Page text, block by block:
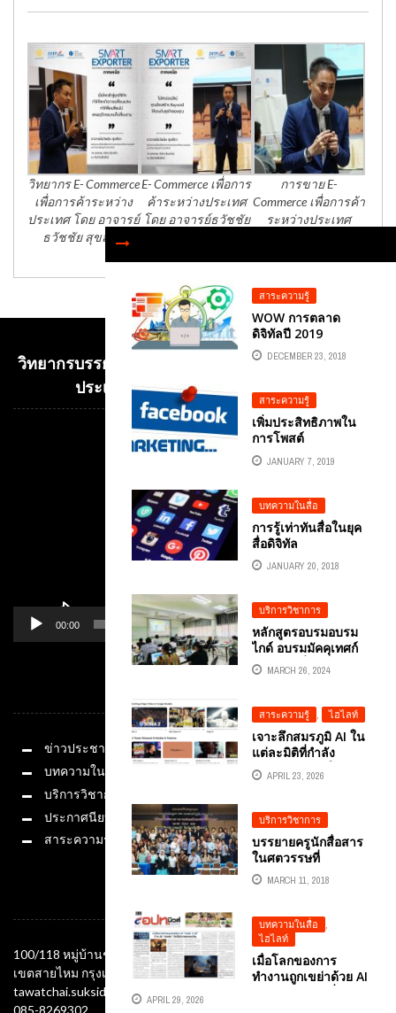
สาระความรู้
WOW การตลาด
ดิจิทัลปี 2019
DIGITAL
MARKETING IN
DECEMBER 23, 2018
สาระความรู้
เพิ่มประสิทธิภาพใน
การโพสต์
FACEBOOK กับหน้า
เพจแบบออร์แกนิก
JANUARY 7, 2019
บทความในสื่อ
การรู้เท่าทันสื่อในยุค
สื่อดิจิทัล
JANUARY 20, 2018
บริการวิชาการ
หลักสูตรอบรมอบรม
ไกด์ อบรมมัคคุเทศก์
การท่องเที่ยว
โดยอ.ดร.ต้นรัก ธวัช
คุณวุฒิการตลาด
ดิจิทัลไทย
MARCH 26, 2024
สาระความรู้ , ไฮไลท์
เจาะลึกสมรภูมิ AI ใน
แต่ละมิติที่กำลัง
กำหนดทิศทางโลก
ดิจิทัล
APRIL 23, 2026
บริการวิชาการ
บรรยายครูนักสื่อสาร
ในศตวรรษที่
21โรงเรียนชิโนรส
วิทยาลัย กทม
MARCH 11, 2018
บทความในสื่อ
,
ไฮไลท์
เมื่อโลกของการ
ทำงานถูกเขย่าด้วย AI
APRIL 29, 2026
วิทยากร E- Commerce
เพื่อการค้าระหว่าง
ประเทศ โดย อาจารย์
ธวัชชัย สุขสีดา
E- Commerce เพื่อการ
ค้าระหว่างประเทศ
โดย อาจารย์ธวัชชัย
การขาย E-
Commerce เพื่อการค้า
ระหว่างประเทศ
วิทยากรบรรยาย E-COMMERCE เพื่อการค้าระหว่าง
ประเทศ อ.ดร.ต้นรัก ธวัชชัย สุขสีดา
00:00
ข่าวประชาสัมพันธ์
บทความในสื่อ
บริการวิชาการ
ประกาศนียบัตร
สาระความรู้
100/118 หมู่บ้านชัยพฤกษ์ ซอยออเงิน แขวงออเงิน
เขตสายไหม กรุงเทพมหานคร 10220
tawatchai.suksida@gmail.com